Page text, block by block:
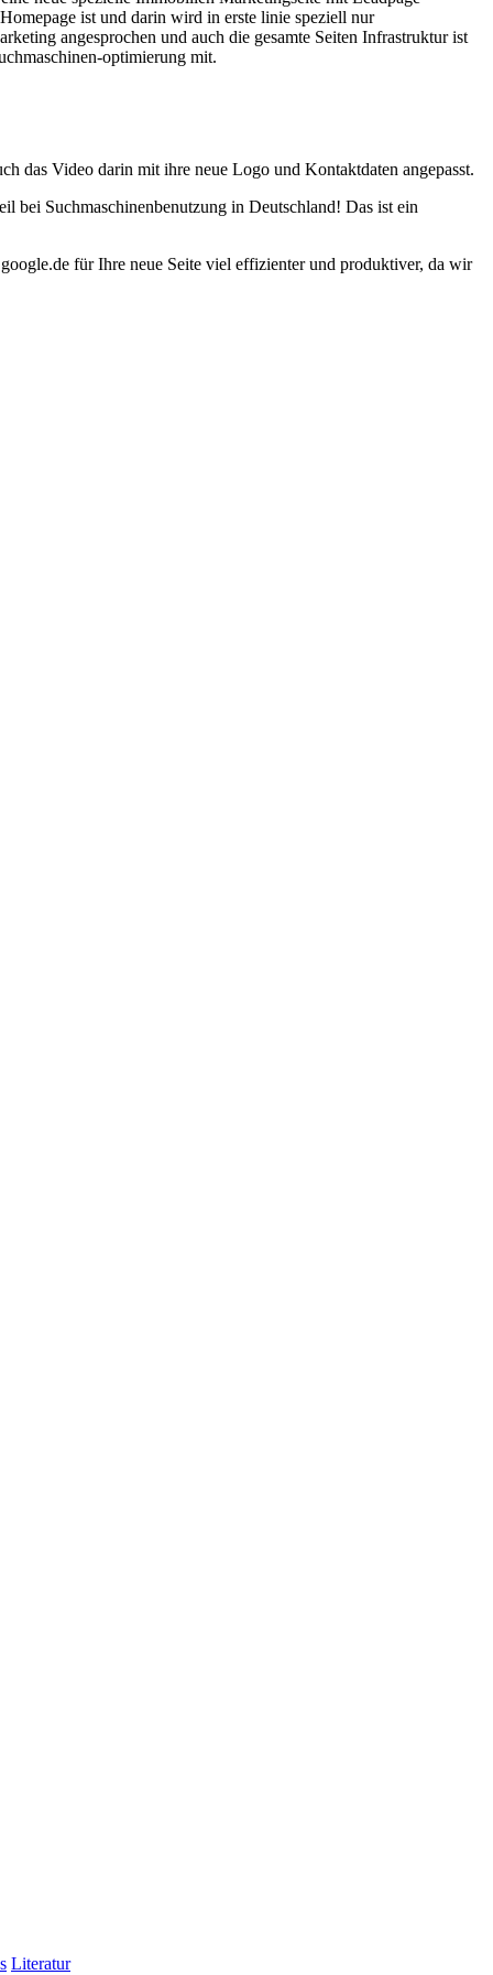
ist und darin wird in erste linie speziell nur
angesprochen und auch die gesamte Seiten Infrastruktur ist
optimierung mit.
das Video darin mit ihre neue Logo und Kontaktdaten angepasst.
Suchmaschinenbenutzung in Deutschland! Das ist ein
für Ihre neue Seite viel effizienter und produktiver, da wir
Literatur